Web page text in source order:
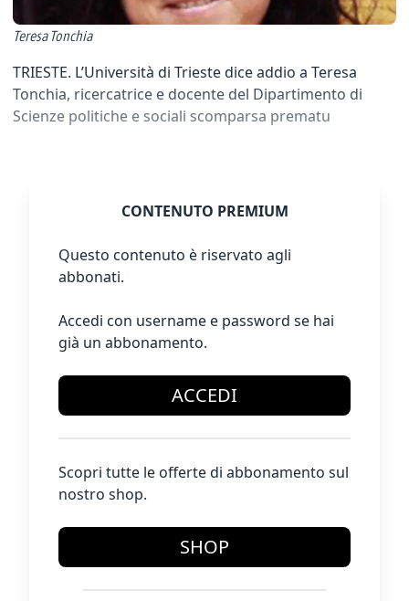
Teresa Tonchia
TRIESTE. L’Università di Trieste dice addio a Teresa
Tonchia, ricercatrice e docente del Dipartimento di
Scienze politiche e sociali scomparsa prematu
CONTENUTO PREMIUM
Questo contenuto è riservato agli
abbonati.
Accedi con username e password se hai
già un abbonamento.
ACCEDI
Scopri tutte le offerte di abbonamento sul
nostro shop.
SHOP